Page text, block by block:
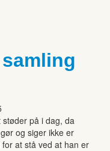
på i dag, da
og siger ikke er
at stå ved at han er